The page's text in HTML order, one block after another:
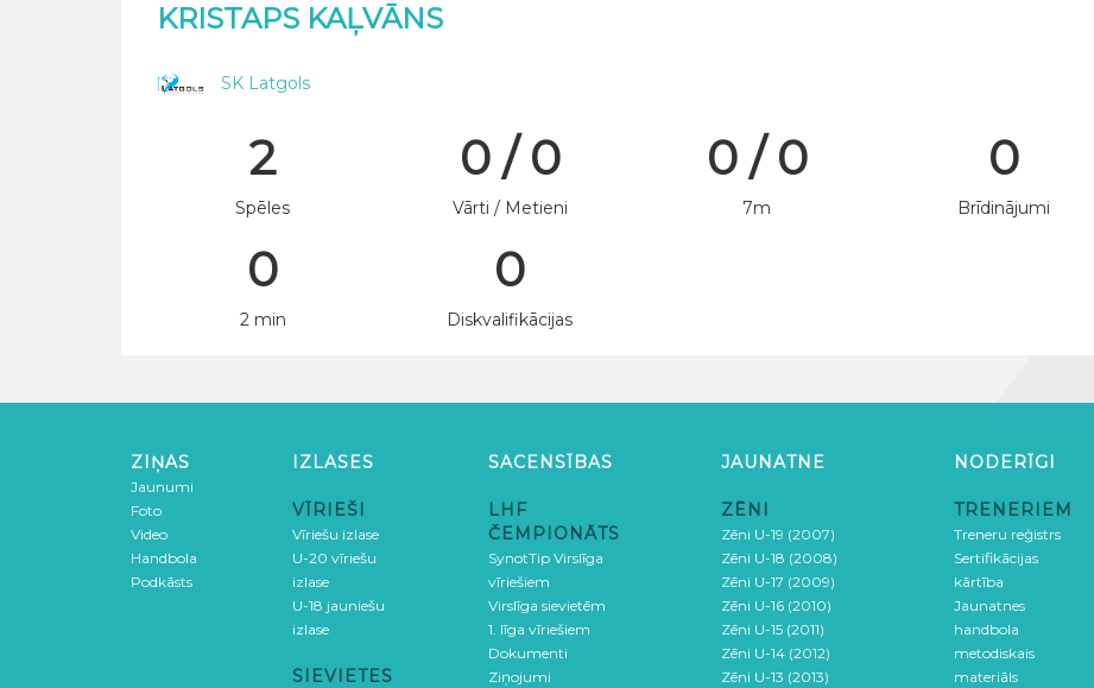
KRISTAPS KAĻVĀNS
SK Latgols
2
Spēles
0 / 0
Vārti / Metieni
0 / 0
7m
0
Brīdinājumi
0
2 min
0
Diskvalifikācijas
ZIŅAS
Jaunumi
Foto
Video
Handbola
Podkāsts
IZLASES
VĪRIEŠI
Vīriešu izlase
U-20 vīriešu
izlase
U-18 jauniešu
izlase
SIEVIETES
SACENSĪBAS
LHF
ČEMPIONĀTS
SynotTip Virslīga
vīriešiem
Virslīga sievietēm
1. līga vīriešiem
Dokumenti
Ziņojumi
JAUNATNE
ZĒNI
Zēni U-19 (2007)
Zēni U-18 (2008)
Zēni U-17 (2009)
Zēni U-16 (2010)
Zēni U-15 (2011)
Zēni U-14 (2012)
Zēni U-13 (2013)
NODERĪGI
TRENERIEM
Treneru reģistrs
Sertifikācijas
kārtība
Jaunatnes
handbola
metodiskais
materiāls